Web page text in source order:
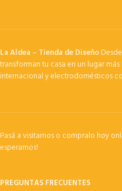
La Aldea – Tienda de Diseño
transforman tu casa en un lugar
internacional y electrodomésticos
Pasá a visitarnos o compralo hoy
esperamos!
PREGUNTAS FRECUENTES